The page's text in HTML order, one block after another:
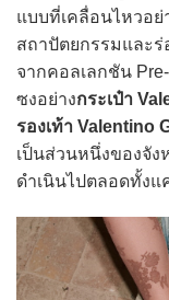
แบบที่เคลื่อนไหวอย่
สถาปัตยกรรมและร่
จากคอลเลกชัน
ซงอย่างกระเป๋า
รองเท้า Valentino
เป็นส่วนหนึ่งของจัง
ดำเนินไปตลอดทั้งแ